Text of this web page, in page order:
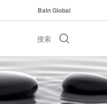
Bain Global
搜索